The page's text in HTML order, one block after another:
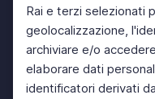
Rai e terzi selezionati
geolocalizzazione,
archiviare e/o
elaborare dati
identificatori derivati